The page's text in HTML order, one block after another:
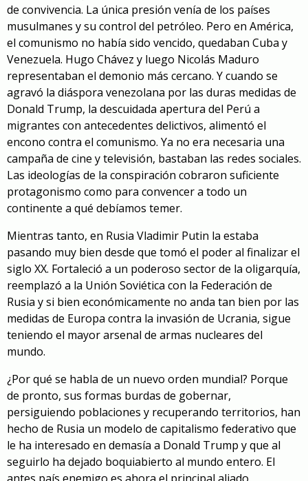
de convivencia. La única presión venía de los países
musulmanes y su control del petróleo. Pero en América,
el comunismo no había sido vencido, quedaban Cuba y
Venezuela. Hugo Chávez y luego Nicolás Maduro
representaban el demonio más cercano. Y cuando se
agravó la diáspora venezolana por las duras medidas de
Donald Trump, la descuidada apertura del Perú a
migrantes con antecedentes delictivos, alimentó el
encono contra el comunismo. Ya no era necesaria una
campaña de cine y televisión, bastaban las redes sociales.
Las ideologías de la conspiración cobraron suficiente
protagonismo como para convencer a todo un
continente a qué debíamos temer.
Mientras tanto, en Rusia Vladimir Putin la estaba
pasando muy bien desde que tomó el poder al finalizar el
siglo XX. Fortaleció a un poderoso sector de la oligarquía,
reemplazó a la Unión Soviética con la Federación de
Rusia y si bien económicamente no anda tan bien por las
medidas de Europa contra la invasión de Ucrania, sigue
teniendo el mayor arsenal de armas nucleares del
mundo.
¿Por qué se habla de un nuevo orden mundial? Porque
de pronto, sus formas burdas de gobernar,
persiguiendo poblaciones y recuperando territorios, han
hecho de Rusia un modelo de capitalismo federativo que
le ha interesado en demasía a Donald Trump y que al
seguirlo ha dejado boquiabierto al mundo entero. El